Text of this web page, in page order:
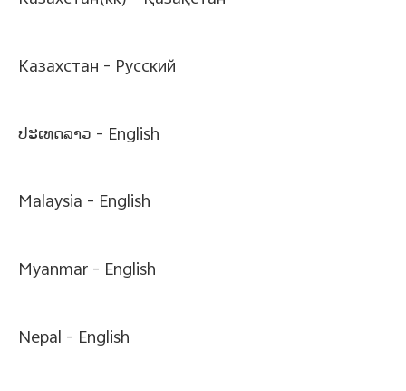
Казахстан - Pусский
ປະເທດລາວ - English
Malaysia - English
Myanmar - English
Nepal - English